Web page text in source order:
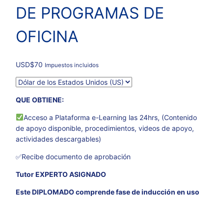
DE PROGRAMAS DE
OFICINA
USD$70 Impuestos incluidos
QUE OBTIENE:
Acceso a Plataforma e-Learning las 24hrs, (Contenido
de apoyo disponible, procedimientos, videos de apoyo,
actividades descargables)
✅Recibe documento de aprobación
Tutor EXPERTO ASIGNADO
Este DIPLOMADO comprende fase de inducción en uso